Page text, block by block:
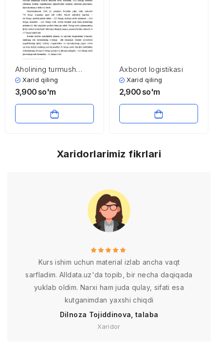
Aholining turmush
farovonligini oshirish
yo’llari mavzusi
va foydalanilgan
adabiyotlar ro’yxati
Xarid qiling
3,900 so'm
Axborot logistikasi
Xarid qiling
2,900 so'm
Xaridorlarimiz fikrlari
Kurs ishim uchun material izlab ancha vaqt
sarfladim. Alldata.uz'da topib, bir necha daqiqada
yuklab oldim. Narxi ham juda qulay, sifati esa
kutganimdan yaxshi chiqdi
Dilnoza Tojiddinova, talaba
Xaridor